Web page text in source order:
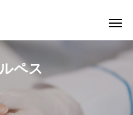
ペス
Instagram